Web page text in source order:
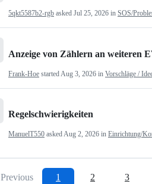
5qkt5587b2-rgb asked Jul 25, 2026 in SOS/
Anzeige von Zählern an weiteren
Frank-Hoe startedAug 3, 2026 in Vorschläge /
Regelschwierigkeiten
ManuelT550 askedAug 2, 2026 in Einrichtung/
Previous 1 2 3